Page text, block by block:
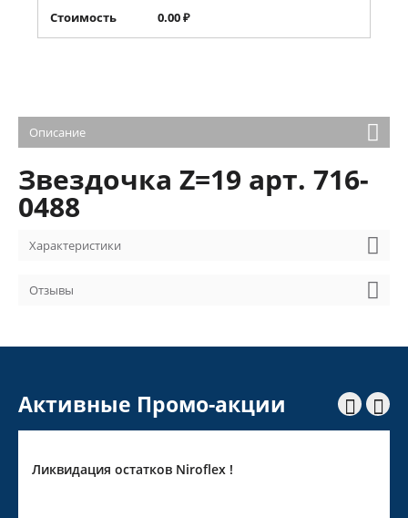
Стоимость 0.00 ₽
Описание
Звездочка Z=19 арт. 716-
0488
Характеристики
Отзывы
Активные Промо-акции  
Ликвидация остатков Niroflex !